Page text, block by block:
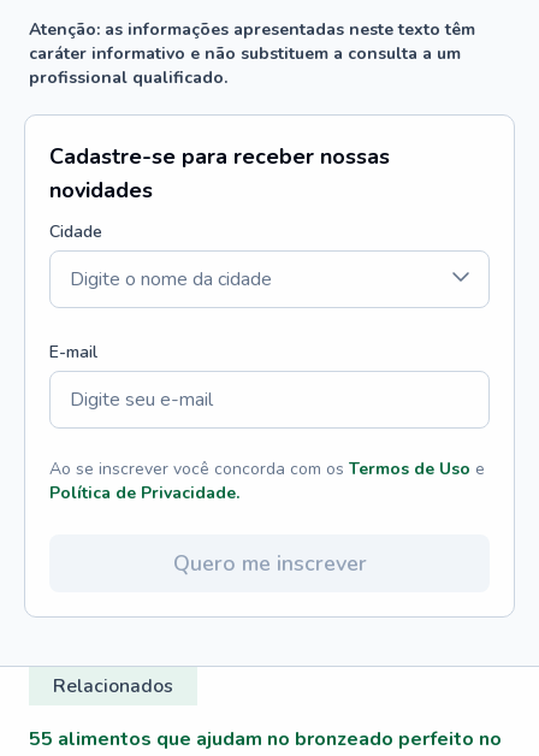
Atenção: as informações apresentadas neste texto têm
caráter informativo e não substituem a consulta a um
profissional qualificado.
Cadastre-se para receber nossas
novidades
Cidade
E-mail
Ao se inscrever você concorda com os Termos de Uso e
Política de Privacidade.
Quero me inscrever
Relacionados
55 alimentos que ajudam no bronzeado perfeito no